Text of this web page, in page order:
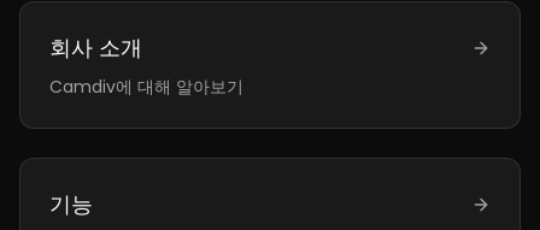
회사 소개
Camdiv에 대해 알아보기
기능